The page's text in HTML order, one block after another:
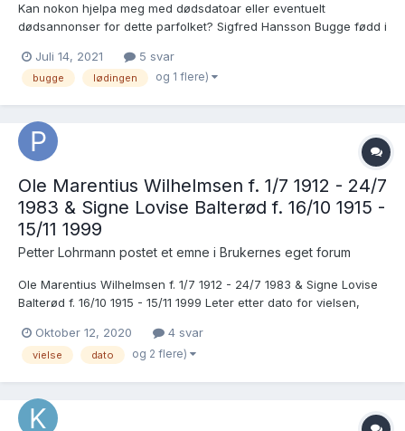
Kan nokon hjelpa meg med dødsdatoar eller eventuelt
dødsannonser for dette parfolket? Sigfred Hansson Bugge fødd i
Einersen fødd i Klæbu 19.2.1867 døydde .............1942 Sigfred va...
Juli 14, 2021 5 svar
bugge lødingen og 1 flere)
Ole Marentius Wilhelmsen f. 1/7 1912 - 24/7
1983 & Signe Lovise Balterød f. 16/10 1915 -
15/11 1999
Petter Lohrmann postet et emne i Brukernes eget forum
Ole Marentius Wilhelmsen f. 1/7 1912 - 24/7 1983 & Signe Lovise
Balterød f. 16/10 1915 - 15/11 1999 Leter etter dato for vielsen,
Fredrikstad. De får sitt første barn Rolf Kristian Wilhemsen 22/10-
1940 og er vel sanns...
Oktober 12, 2020 4 svar
vielse dato og 2 flere)